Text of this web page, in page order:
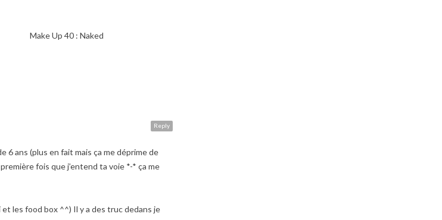
Make Up 40 : Naked
Reply
6 ans (plus en fait mais ça me déprime de
fois que j’entend ta voie *-* ça me
les food box ^^) Il y a des truc dedans je